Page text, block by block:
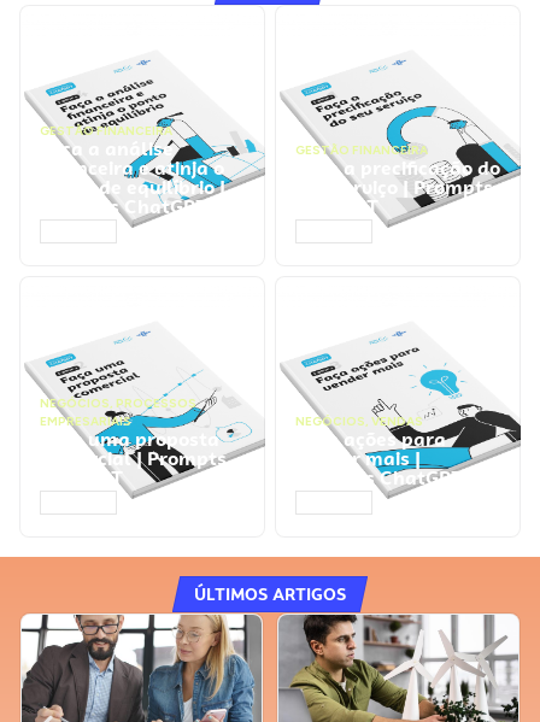
GESTÃO FINANCEIRA
Faça a análise
financeira e atinja o
ponto de equilíbrio |
Prompts ChatGPT
GESTÃO FINANCEIRA
Faça a precificação do
seu serviço | Prompts
ChatGPT
NEGÓCIOS, PROCESSOS
EMPRESARIAIS
Faça uma proposta
comercial | Prompts
ChatGPT
NEGÓCIOS, VENDAS
Faça ações para
vender mais |
Prompts ChatGPT
ÚLTIMOS ARTIGOS